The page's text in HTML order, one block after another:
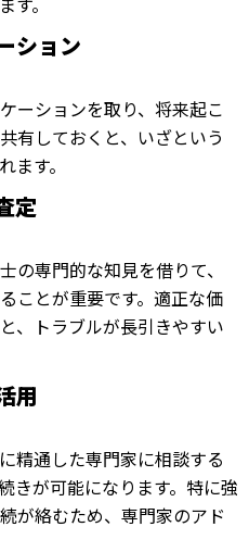
ション
ーションを取り、将来起こ
有しておくと、いざという
ます。
定
の専門的な知見を借りて、
ことが重要です。適正な価
、トラブルが長引きやすい
用
精通した専門家に相談する
きが可能になります。特に強
が絡むため、専門家のアド